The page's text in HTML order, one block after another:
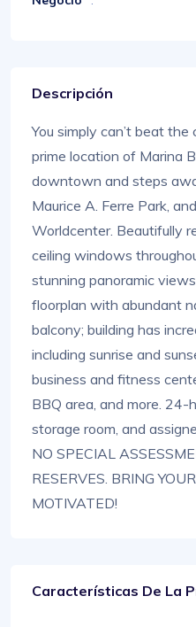
Descripción
You simply can’t beat
prime location of Marina
downtown and steps
Maurice A. Ferre Park,
Worldcenter. Beautifully
ceiling windows
stunning panoramic
floorplan with abundant
balcony; building has
including sunrise and
business and fitness
BBQ area, and more. 24-
storage room, and
NO SPECIAL
RESERVES. BRING
MOTIVATED!
Características De La